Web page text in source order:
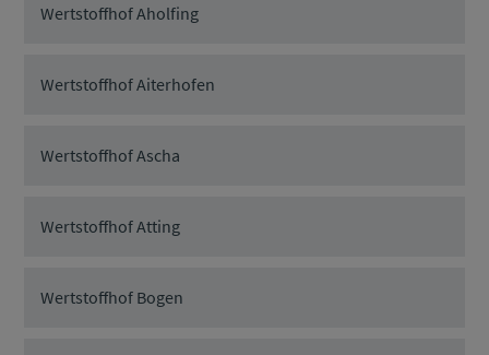
Wertstoffhof Aholfing
Wertstoffhof Aiterhofen
Wertstoffhof Ascha
Wertstoffhof Atting
Wertstoffhof Bogen